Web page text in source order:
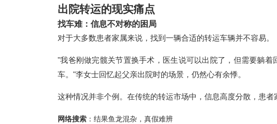
出院转运的现实痛点
找车难：信息不对称的困局
对于大多数患者家属来说，找到一辆合适的转运车辆并不容易。
"我爸刚做完髋关节置换手术，医生说可以出院了，但需要躺
车。"李女士回忆起父亲出院时的场景，仍然心有余悸。
这种情况并非个例。在传统的转运市场中，信息高度分散，患者
网络搜索 ：结果鱼龙混杂，真假难辨